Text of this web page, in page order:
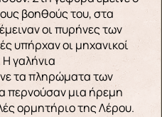
βοηθούς του, στα
οι πυρήνες των
υπήρχαν οι μηχανικοί
γαλήνια
τα πληρώματα των
περνούσαν μια ήρεμη
ορμητήριο της Λέρου.